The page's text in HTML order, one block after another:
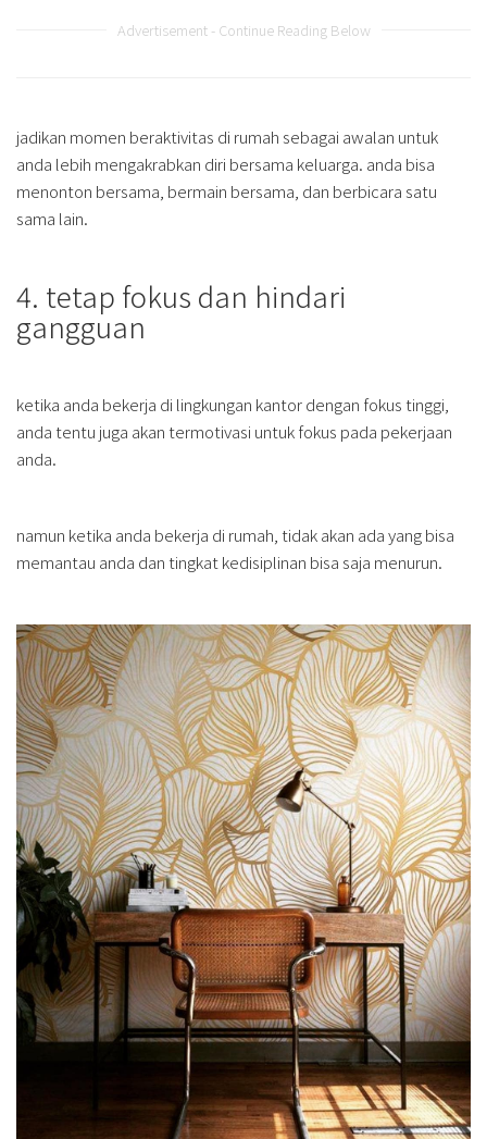
Advertisement - Continue Reading Below
jadikan momen beraktivitas di rumah sebagai awalan untuk
anda lebih mengakrabkan diri bersama keluarga. anda bisa
menonton bersama, bermain bersama, dan berbicara satu
sama lain.
4. tetap fokus dan hindari
gangguan
ketika anda bekerja di lingkungan kantor dengan fokus tinggi,
anda tentu juga akan termotivasi untuk fokus pada pekerjaan
anda.
namun ketika anda bekerja di rumah, tidak akan ada yang bisa
memantau anda dan tingkat kedisiplinan bisa saja menurun.